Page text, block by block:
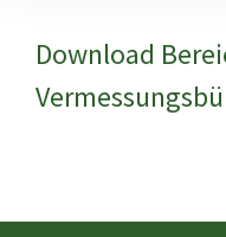
Download